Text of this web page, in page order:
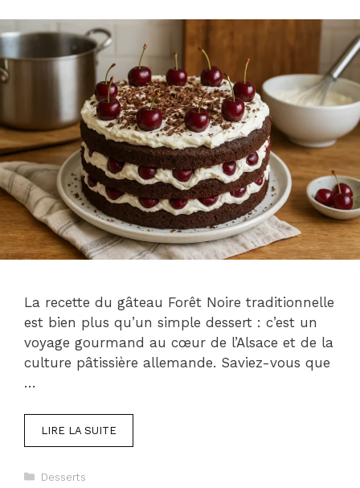
La recette du gâteau Forêt Noire traditionnelle
est bien plus qu’un simple dessert : c’est un
voyage gourmand au cœur de l’Alsace et de la
culture pâtissière allemande. Saviez-vous que
…
LIRE LA SUITE
Catégories
Desserts